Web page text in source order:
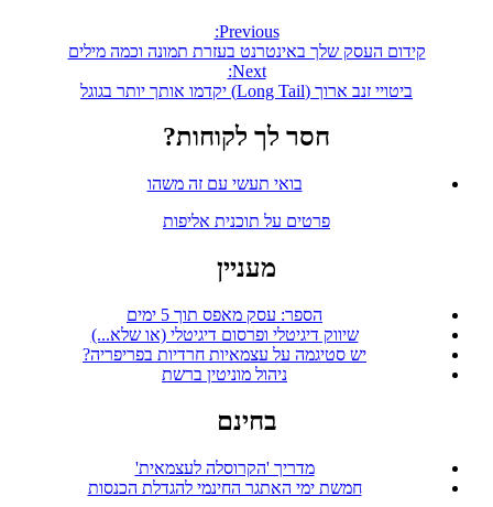
Previous:
קידום העסק שלך באינטרנט בעזרת תמונה וכמה מילים
Next:
ביטויי זנב ארוך (Long Tail) יקדמו אותך יותר בגוגל
חסר לך לקוחות?
בואי תעשי עם זה משהו
פרטים על תוכנית אליפות
מעניין
הספר: עסק מאפס תוך 5 ימים
שיווק דיגיטלי ופרסום דיגיטלי (או שלא...)
יש סטיגמה על עצמאיות חרדיות בפריפריה?
ניהול מוניטין ברשת
בחינם
מדריך 'הקרוסלה לעצמאית'
חמשת ימי האתגר החינמי להגדלת הכנסות